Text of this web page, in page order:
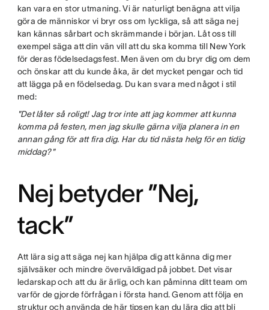
kan vara en stor utmaning. Vi är naturligt benägna att vilja
göra de människor vi bryr oss om lyckliga, så att säga nej
kan kännas sårbart och skrämmande i början. Låt oss till
exempel säga att din vän vill att du ska komma till New York
för deras födelsedagsfest. Men även om du bryr dig om dem
och önskar att du kunde åka, är det mycket pengar och tid
att lägga på en födelsedag. Du kan svara med något i stil
med:
"Det låter så roligt! Jag tror inte att jag kommer att kunna
komma på festen, men jag skulle gärna vilja planera in en
annan gång för att fira dig. Har du tid nästa helg för en tidig
middag?"
Nej betyder ”Nej,
tack”
Att lära sig att säga nej kan hjälpa dig att känna dig mer
självsäker och mindre överväldigad på jobbet. Det visar
ledarskap och att du är ärlig, och kan påminna ditt team om
varför de gjorde förfrågan i första hand. Genom att följa en
struktur och använda de här tipsen kan du lära dig att bli